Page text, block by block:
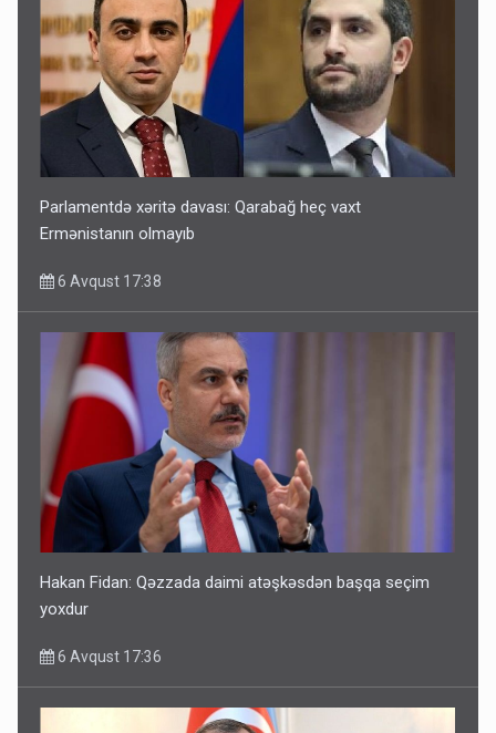
Parlamentdə xəritə davası: Qarabağ heç vaxt
Ermənistanın olmayıb
6 Avqust 17:38
Hakan Fidan: Qəzzada daimi atəşkəsdən başqa seçim
yoxdur
6 Avqust 17:36